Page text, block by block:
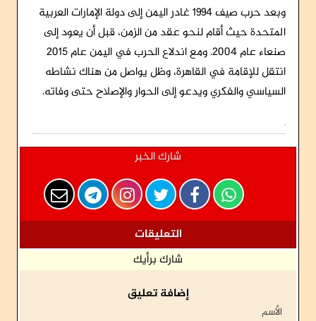
وبعد حرب صيف 1994 غادر اليمن إلى دولة الإمارات العربية
المتحدة حيث أقام لنحو عقد من الزمن، قبل أن يعود إلى
صنعاء عام 2004. ومع اندلاع الحرب في اليمن عام 2015
انتقل للإقامة في القاهرة، وظل يواصل من هناك نشاطه
السياسي والفكري ويدعو إلى الحوار والإصلاح حتى وفاته.
شارك الخبر
التعليقات
شارك برأيك
إضافة تعليق
الأسم